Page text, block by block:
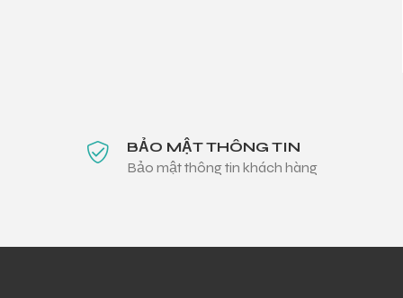
BẢO MẬT THÔNG TIN
Bảo mật thông tin khách hàng